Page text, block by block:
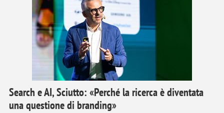
Search e AI, Sciutto: «Perché la ricerca è diventata
una questione di branding»